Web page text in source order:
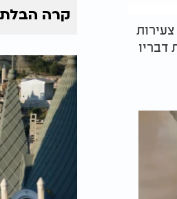
דבריו
קרה